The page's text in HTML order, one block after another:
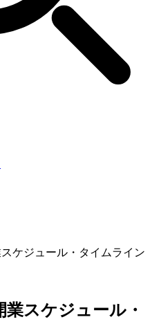
ケジュール・タイムライン
スケジュール・